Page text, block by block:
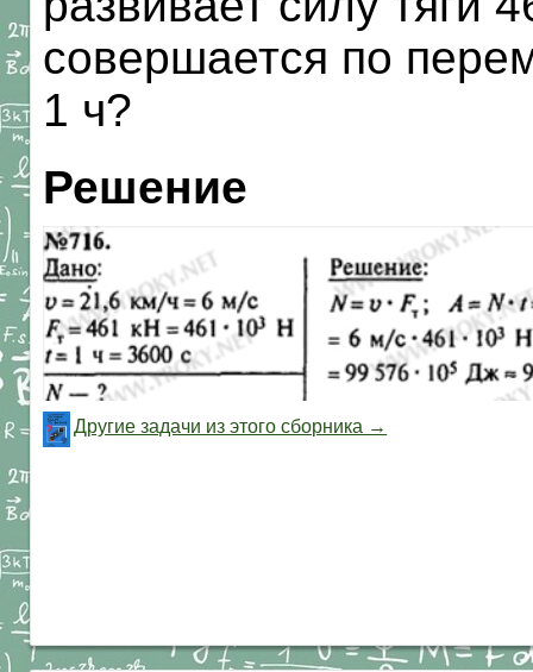
совершается по
1 ч?
Решение
Другие задачи из этого сборника →